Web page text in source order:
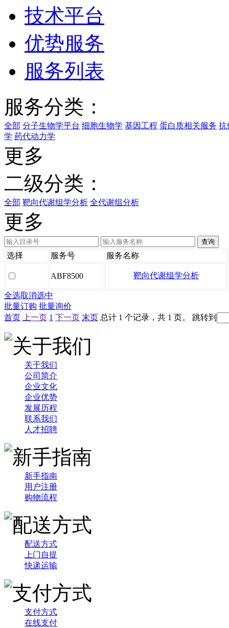
技术平台
优势服务
服务列表
服务分类：
全部 分子生物学平台 细胞生物学 基因工程 蛋白质相关服务 抗
学 药代动力学
更多
二级分类：
全部 靶向代谢组学分析 全代谢组分析
更多
选择 服务号 服务名称
ABF8500 靶向代谢组学分析
全选取消选中
批量订购 批量询价
首页 上一页 1 下一页 末页 总计 1 个记录，共 1 页。 跳转到
关于我们
公司简介
企业文化
企业优势
发展历程
联系我们
人才招聘
新手指南
用户注册
购物流程
配送方式
上门自提
快递运输
支付方式
在线支付